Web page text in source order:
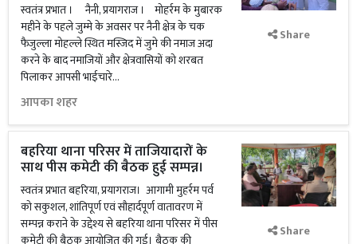
स्वतंत्र प्रभात । नैनी, प्रयागराज । मोहर्रम के मुबारक
महीने के पहले जुम्मे के अवसर पर नैनी क्षेत्र के चक
फैजुल्ला मोहल्ले स्थित मस्जिद में जुमे की नमाज अदा
करने के बाद नमाजियों और क्षेत्रवासियों को शरबत
पिलाकर आपसी भाईचारे...
आपका शहर
Share
बहरिया थाना परिसर में ताजियादारों के
साथ पीस कमेटी की बैठक हुई सम्पन्न।
स्वतंत्र प्रभात बहरिया, प्रयागराज। आगामी मुहर्रम पर्व
को सकुशल, शांतिपूर्ण एवं सौहार्दपूर्ण वातावरण में
सम्पन्न कराने के उद्देश्य से बहरिया थाना परिसर में पीस
Share